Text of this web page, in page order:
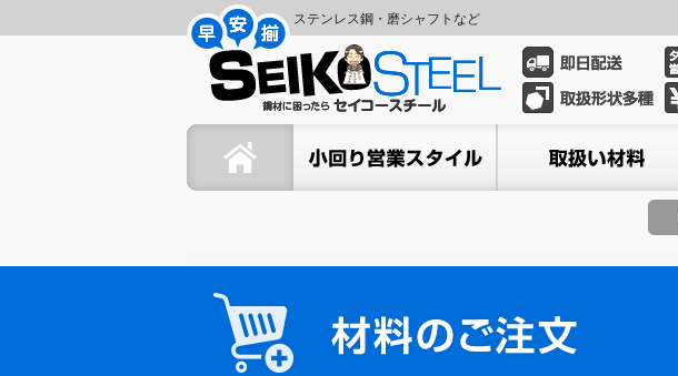
ン
ビ
ステンレス鋼・磨シャフトなど
セ
イ
ス
ホーム
材
料